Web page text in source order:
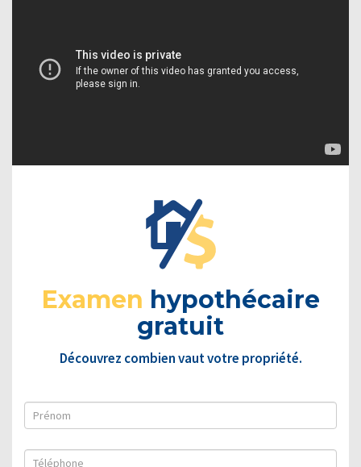
Examen hypothécaire
gratuit
Découvrez combien vaut votre propriété.